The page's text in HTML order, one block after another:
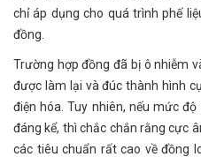
chỉ áp dụng cho quá trình phế
đồng.
Trường hợp đồng đã bị ô nhiễm
được làm lại và đúc thành hình
điện hóa. Tuy nhiên, nếu mức
đáng kể, thì chắc chắn rằng cực
các tiêu chuẩn rất cao về đồng